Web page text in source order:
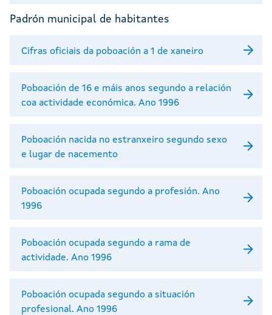
Padrón municipal de habitantes
Cifras oficiais da poboación a 1 de xaneiro
Poboación de 16 e máis anos segundo a relación
coa actividade económica. Ano 1996
Poboación nacida no estranxeiro segundo sexo
e lugar de nacemento
Poboación ocupada segundo a profesión. Ano
1996
Poboación ocupada segundo a rama de
actividade. Ano 1996
Poboación ocupada segundo a situación
profesional. Ano 1996